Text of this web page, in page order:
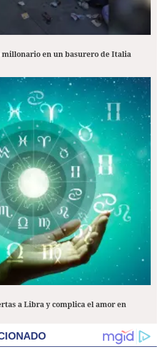
en un basurero de Italia
a Libra y complica el amor en